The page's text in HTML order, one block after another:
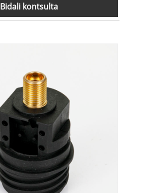
Bidali kontsulta